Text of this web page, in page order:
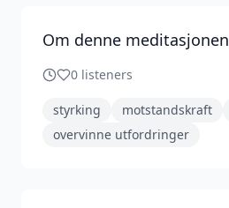
Om denne meditasjonen
0 listeners
styrking motstandskraft
overvinne utfordringer